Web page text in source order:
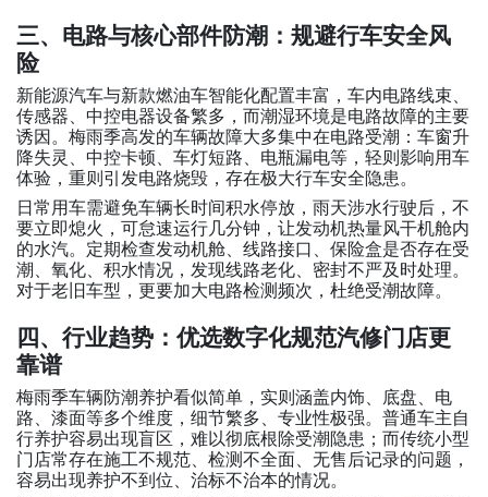
三、电路与核心部件防潮：规避行车安全风
险
新能源汽车与新款燃油车智能化配置丰富，车内电路线束、
传感器、中控电器设备繁多，而潮湿环境是电路故障的主要
诱因。梅雨季高发的车辆故障大多集中在电路受潮：车窗升
降失灵、中控卡顿、车灯短路、电瓶漏电等，轻则影响用车
体验，重则引发电路烧毁，存在极大行车安全隐患。
日常用车需避免车辆长时间积水停放，雨天涉水行驶后，不
要立即熄火，可怠速运行几分钟，让发动机热量风干机舱内
的水汽。定期检查发动机舱、线路接口、保险盒是否存在受
潮、氧化、积水情况，发现线路老化、密封不严及时处理。
对于老旧车型，更要加大电路检测频次，杜绝受潮故障。
四、行业趋势：优选数字化规范汽修门店更
靠谱
梅雨季车辆防潮养护看似简单，实则涵盖内饰、底盘、电
路、漆面等多个维度，细节繁多、专业性极强。普通车主自
行养护容易出现盲区，难以彻底根除受潮隐患；而传统小型
门店常存在施工不规范、检测不全面、无售后记录的问题，
容易出现养护不到位、治标不治本的情况。